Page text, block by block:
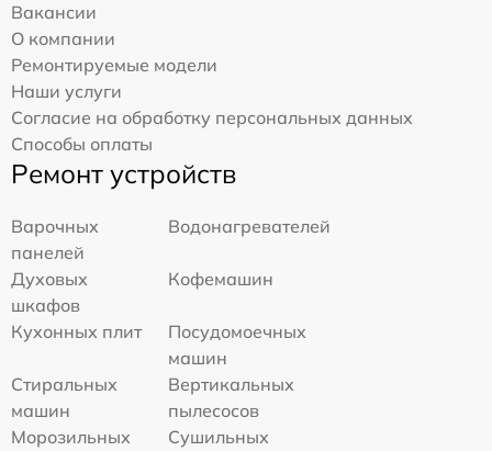
Вакансии
О компании
Ремонтируемые модели
Наши услуги
Согласие на обработку персональных данных
Способы оплаты
Ремонт устройств
Варочных
панелей
Водонагревателей
Духовых
шкафов
Кофемашин
Кухонных плит
Посудомоечных
машин
Стиральных
машин
Вертикальных
пылесосов
Морозильных
Сушильных